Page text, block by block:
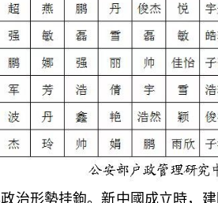
形勢挂鉤。新中國成立時，建